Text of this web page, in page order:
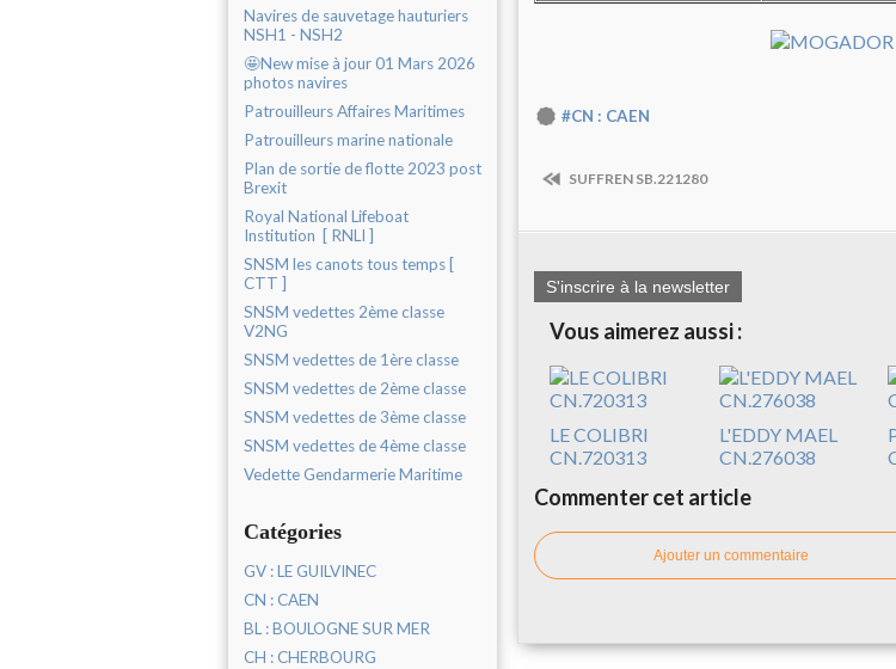
Navires de sauvetage hauturiers
NSH1 - NSH2
🤩New mise à jour 01 Mars 2026
photos navires
Patrouilleurs Affaires Maritimes
Patrouilleurs marine nationale
Plan de sortie de flotte 2023 post
Brexit
Royal National Lifeboat
Institution [ RNLI ]
SNSM les canots tous temps [
CTT ]
SNSM vedettes 2ème classe
V2NG
SNSM vedettes de 1ère classe
SNSM vedettes de 2ème classe
SNSM vedettes de 3ème classe
SNSM vedettes de 4ème classe
Vedette Gendarmerie Maritime
Catégories
GV : LE GUILVINEC
CN : CAEN
BL : BOULOGNE SUR MER
CH : CHERBOURG
#CN : CAEN
SUFFREN SB.221280
S'inscrire à la newsletter
Vous aimerez aussi :
LE COLIBRI
CN.720313
L'EDDY MAEL
CN.276038
Commenter cet article
Ajouter un commentaire